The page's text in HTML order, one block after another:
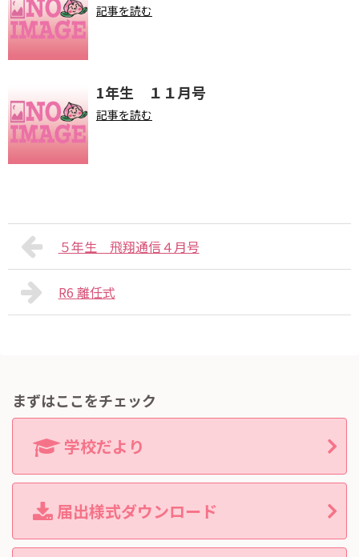
記事を読む
1年生 １１月号
記事を読む
５年生 飛翔通信４月号
R6 離任式
まずはここをチェック
学校だより
届出様式ダウンロード